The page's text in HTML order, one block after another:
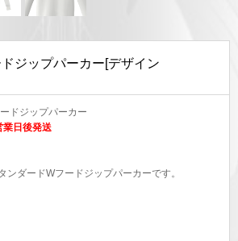
ジップパーカー[デザイン
ドジップパーカー
業日後発送
ンダードWフードジップパーカーです。